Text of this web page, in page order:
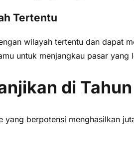
Tertentu
wilayah tertentu dan dapat
untuk menjangkau pasar
di
berpotensi menghasilkan